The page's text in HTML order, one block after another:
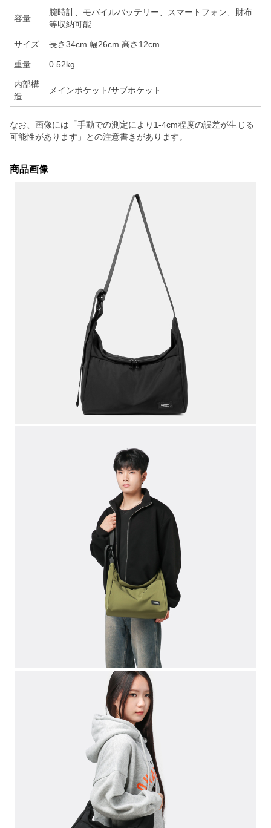
容量
腕時計、モバイルバッテリー、スマートフォン、財布
等収納可能
サイズ 長さ34cm 幅26cm 高さ12cm
重量 0.52kg
内部構
造
メインポケット/サブポケット
なお、画像には「手動での測定により1-4cm程度の誤差が生じる
可能性があります」との注意書きがあります。
商品画像